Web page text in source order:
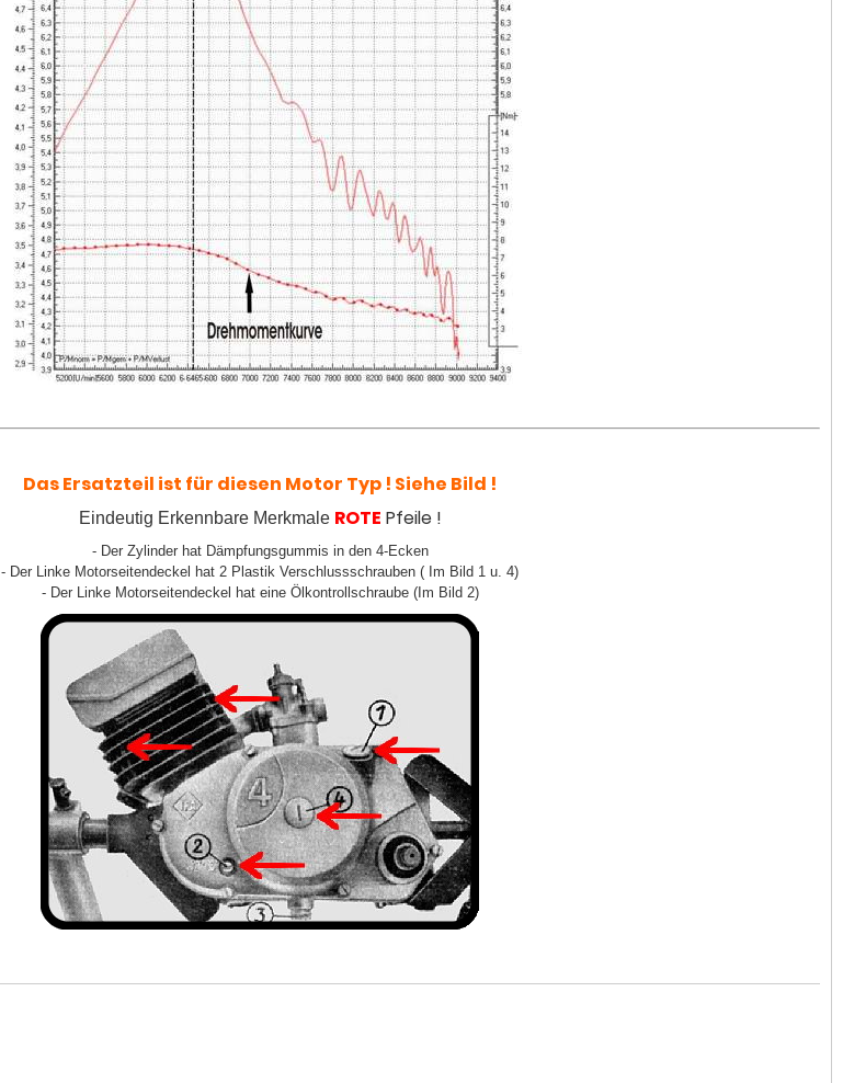
Das Ersatzteil ist für diesen Motor Typ ! Siehe Bild !
Eindeutig Erkennbare Merkmale ROTE Pfeile !
- Der Zylinder hat Dämpfungsgummis in den 4-Ecken
- Der Linke Motorseitendeckel hat 2 Plastik Verschlussschrauben ( Im Bild 1 u. 4)
- Der Linke Motorseitendeckel hat eine Ölkontrollschraube (Im Bild 2)